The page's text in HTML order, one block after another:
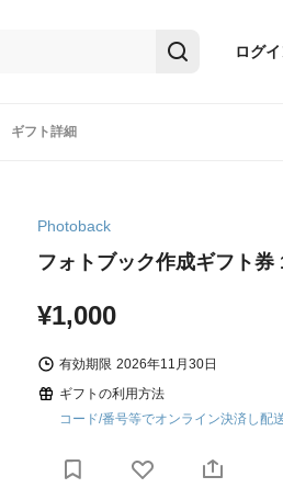
ログ
ギフト詳細
Photoback
フォトブック作成ギフト券
¥1,000
有効期限 2026年11月30日
ギフトの利用方法
コード/番号等でオンライン決済し配